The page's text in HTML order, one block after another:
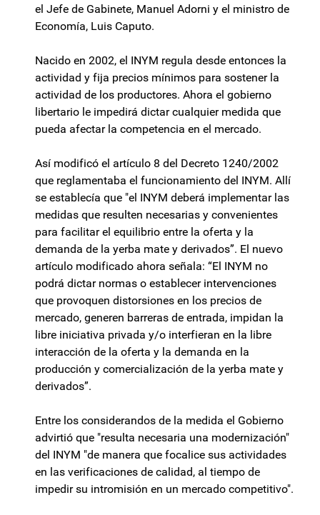
el Jefe de Gabinete, Manuel Adorni y el ministro de
Economía, Luis Caputo.
Nacido en 2002, el INYM regula desde entonces la
actividad y fija precios mínimos para sostener la
actividad de los productores. Ahora el gobierno
libertario le impedirá dictar cualquier medida que
pueda afectar la competencia en el mercado.
Así modificó el artículo 8 del Decreto 1240/2002
que reglamentaba el funcionamiento del INYM. Allí
se establecía que "el INYM deberá implementar las
medidas que resulten necesarias y convenientes
para facilitar el equilibrio entre la oferta y la
demanda de la yerba mate y derivados”. El nuevo
artículo modificado ahora señala: “El INYM no
podrá dictar normas o establecer intervenciones
que provoquen distorsiones en los precios de
mercado, generen barreras de entrada, impidan la
libre iniciativa privada y/o interfieran en la libre
interacción de la oferta y la demanda en la
producción y comercialización de la yerba mate y
derivados”.
Entre los considerandos de la medida el Gobierno
advirtió que "resulta necesaria una modernización"
del INYM "de manera que focalice sus actividades
en las verificaciones de calidad, al tiempo de
impedir su intromisión en un mercado competitivo".